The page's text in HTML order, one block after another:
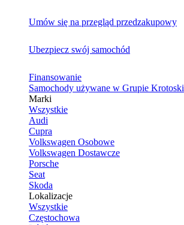
Umów się na przegląd przedzakupowy
Ubezpiecz swój samochód
Finansowanie
Samochody używane w Grupie Krotoski
Marki
Wszystkie
Audi
Cupra
Volkswagen Osobowe
Volkswagen Dostawcze
Porsche
Seat
Skoda
Lokalizacje
Wszystkie
Częstochowa